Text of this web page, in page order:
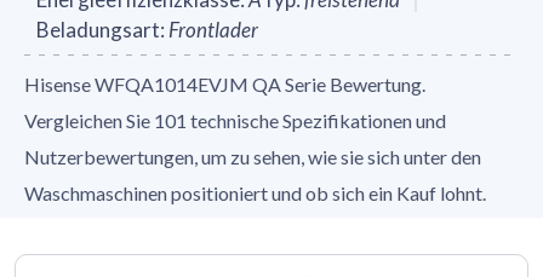
Beladungsart: Frontlader
Hisense WFQA1014EVJM QA Serie Bewertung.
Vergleichen Sie 101 technische Spezifikationen und
Nutzerbewertungen, um zu sehen, wie sie sich unter den
Waschmaschinen positioniert und ob sich ein Kauf lohnt.